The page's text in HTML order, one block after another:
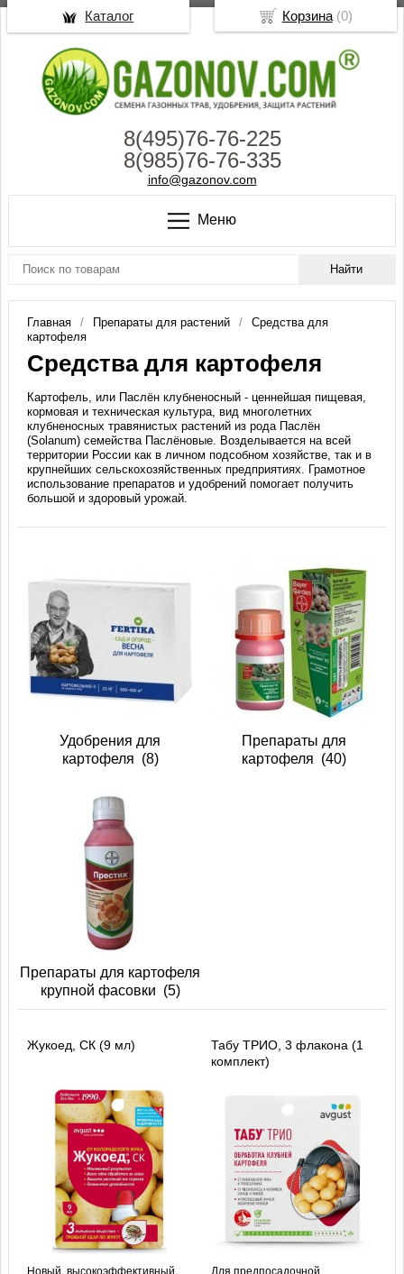
8(495)76-76-225
8(985)76-76-335
info@gazonov.com
Меню
Главная Препараты для растений
Средства для
картофеля
Средства для картофеля
Картофель, или Паслён клубненосный - ценнейшая пищевая,
кормовая и техническая культура, вид многолетних
клубненосных травянистых растений из рода Паслён
(Solanum) семейства Паслёновые. Возделывается на всей
территории России как в личном подсобном хозяйстве, так и в
крупнейших сельскохозяйственных предприятиях. Грамотное
использование препаратов и удобрений помогает получить
большой и здоровый урожай.
Удобрения для
картофеля (8)
Препараты для
картофеля (40)
Препараты для картофеля
крупной фасовки (5)
Жукоед, СК (9 мл)
Новый, высокоэффективный,
Табу ТРИО, 3 флакона (1
комплект)
Для предпосадочной
Корзина(0)
Каталог